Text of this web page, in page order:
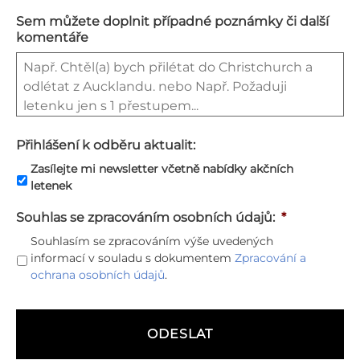
Sem můžete doplnit případné poznámky či další
komentáře
Přihlášení k odběru aktualit:
Zasílejte mi newsletter včetně nabídky akčních
letenek
Souhlas se zpracováním osobních údajů: *
Souhlasím se zpracováním výše uvedených
informací v souladu s dokumentem Zpracování a
ochrana osobních údajů.